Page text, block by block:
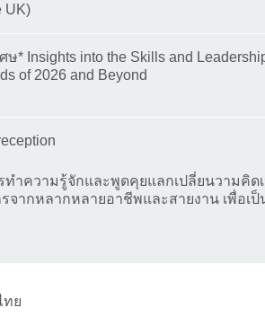
the UK)
ษ* Insights into the Skills and
of 2026 and Beyond
ทำความรู้จักและพูดคุยแลกเปลี่ยนวามคิด
จากหลากหลายอาชีพและสายงาน เพื่อเป็
ทย